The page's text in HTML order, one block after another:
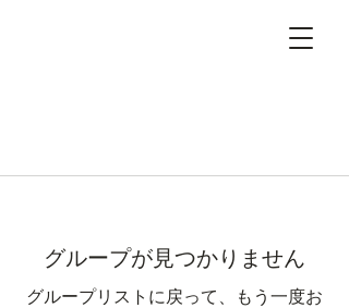
グループが見つかりません
グループリストに戻って、もう一度お